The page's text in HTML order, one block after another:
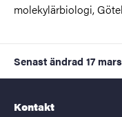
molekylärbiologi,
Senast ändrad 17
Kontakt